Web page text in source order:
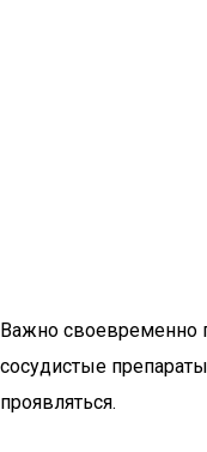
Важно своевременно
сосудистые
проявляться.